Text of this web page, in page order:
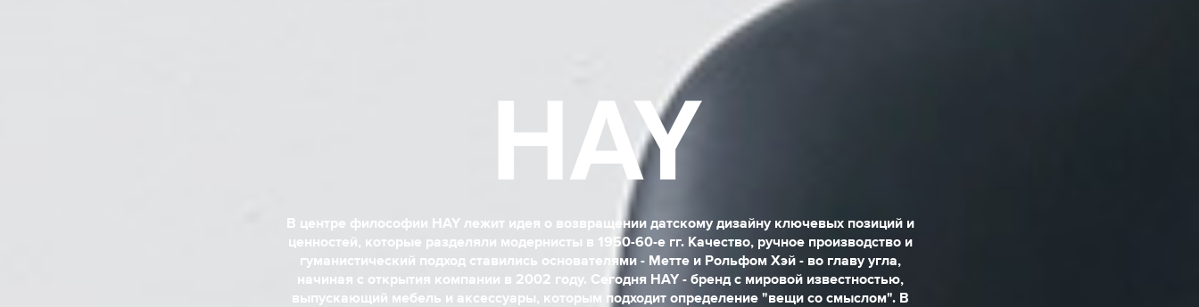
В центре философии HAY лежит идея о возвращении датскому дизайну ключевых позиций и
ценностей, которые разделяли модернисты в 1950-60-е гг. Качество, ручное производство и
гуманистический подход ставились основателями - Метте и Рольфом Хэй - во главу угла,
начиная с открытия компании в 2002 году. Сегодня HAY - бренд с мировой известностью,
выпускающий мебель и аксессуары, которым подходит определение "вещи со смыслом". В